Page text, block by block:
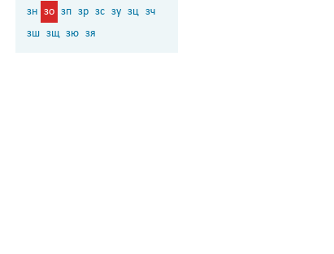
зн зо зп зр зс зу зц зч
зш зщ зю зя